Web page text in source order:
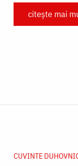
citește mai
CUVINTE